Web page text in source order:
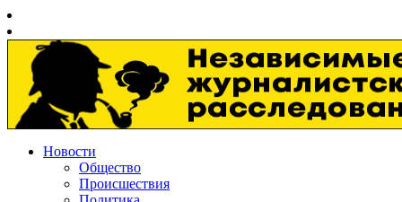
Новости
Общество
Происшествия